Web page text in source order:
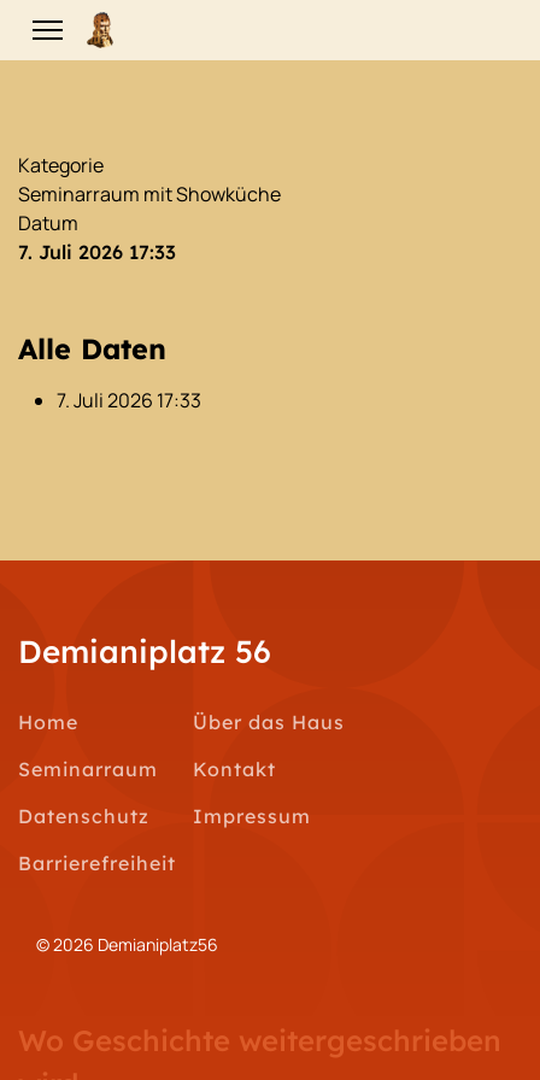
Kategorie
Seminarraum mit Showküche
Datum
7. Juli 2026 17:33
Alle Daten
7. Juli 2026 17:33
Demianiplatz 56
Home
Über das Haus
Seminarraum
Kontakt
Datenschutz
Impressum
Barrierefreiheit
© 2026 Demianiplatz56
Wo Geschichte weitergeschrieben